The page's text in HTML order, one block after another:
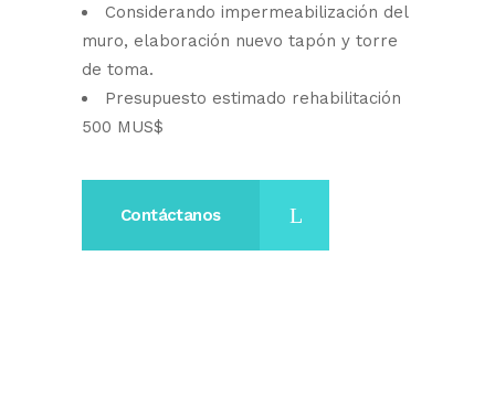
Considerando impermeabilización del
muro, elaboración nuevo tapón y torre
de toma.
Presupuesto estimado rehabilitación
500 MUS$
Contáctanos